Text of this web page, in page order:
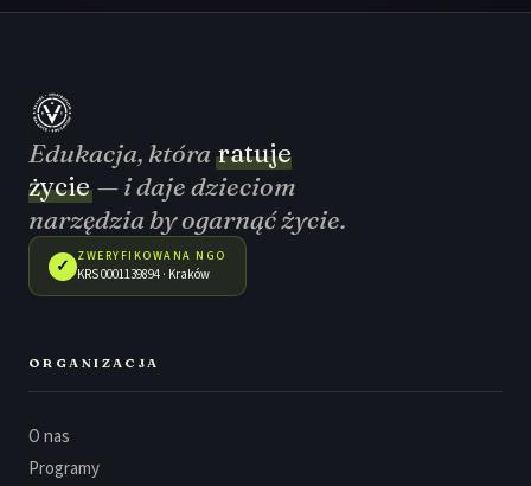
Edukacja, która ratuje
życie — i daje dzieciom
narzędzia by ogarnąć życie.
✓ ZWERYFIKOWANA NGO
KRS 0001139894 · Kraków
ORGANIZACJA
O nas
Programy